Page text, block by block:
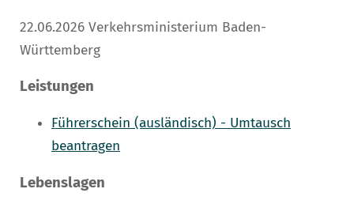
22.06.2026 Verkehrsministerium Baden-
Württemberg
Leistungen
Führerschein (ausländisch) - Umtausch
beantragen
Lebenslagen